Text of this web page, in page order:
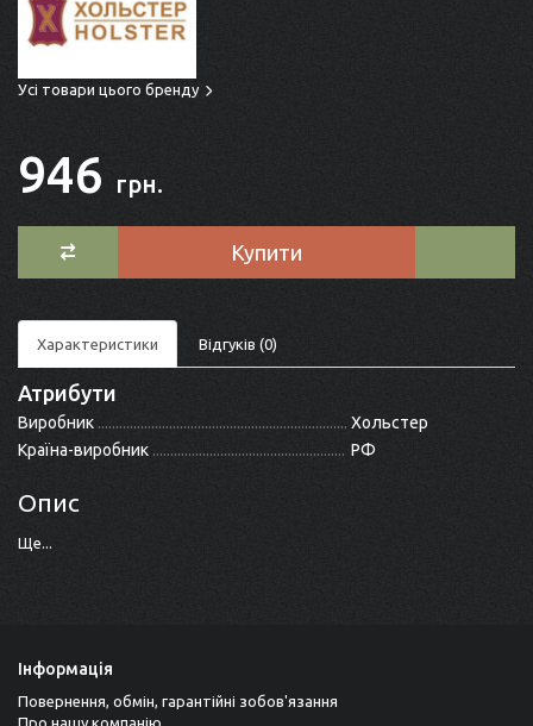
Усі товари цього бренду
946 грн.
Купити
Характеристики Відгуків (0)
Атрибути
Виробник
Хольстер
Країна-виробник
РФ
Опис
Ще...
Інформація
Повернення, обмін, гарантійні зобов'язання
Про нашу компанію